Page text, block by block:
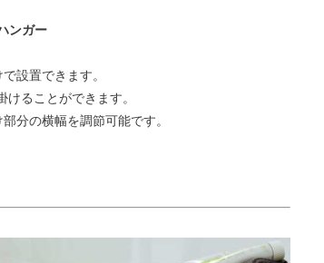
ンガー
設置できます。
ることができます。
分の横幅を調節可能です。